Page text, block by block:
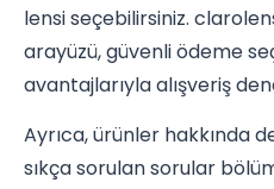
lensi seçebilirsiniz.
arayüzü, güvenli ödeme
avantajlarıyla alışveriş
Ayrıca, ürünler hakkında
sıkça sorulan sorular